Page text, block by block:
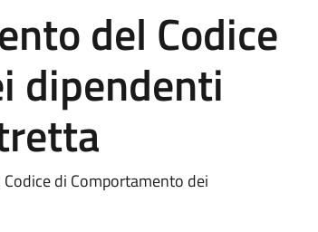
del Codice
dipendenti
di Comportamento dei